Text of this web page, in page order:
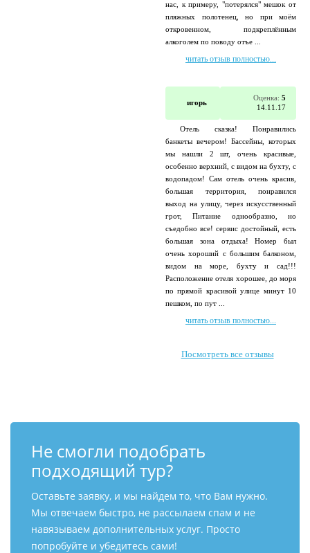
нас, к примеру, "потерялся" мешок от
пляжных полотенец, но при моём
откровенном, подкреплённым
алкоголем по поводу отъе ...
читать отзыв полностью...
игорь
Оценка: 5
14.11.17
Отель сказка! Понравились
банкеты вечером! Бассейны, которых
мы нашли 2 шт, очень красивые,
особенно верхний, с видом на бухту, с
водопадом! Сам отель очень красив,
большая территория, понравился
выход на улицу, через искусственный
грот, Питание однообразно, но
съедобно все! сервис достойный, есть
большая зона отдыха! Номер был
очень хороший с большим балконом,
видом на море, бухту и сад!!!
Расположение отеля хорошее, до моря
по прямой красивой улице минут 10
пешком, по пут ...
читать отзыв полностью...
Посмотреть все отзывы
Не смогли подобрать
подходящий тур?
Оставьте заявку, и мы найдем то, что Вам нужно.
Мы отвечаем быстро, не рассылаем спам и не
навязываем дополнительных услуг. Просто
попробуйте и убедитесь сами!